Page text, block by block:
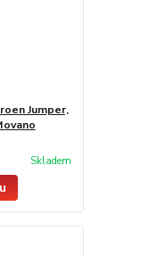
Jumper,
Skladem